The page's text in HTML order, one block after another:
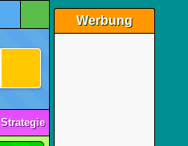
Werbung
Strategie